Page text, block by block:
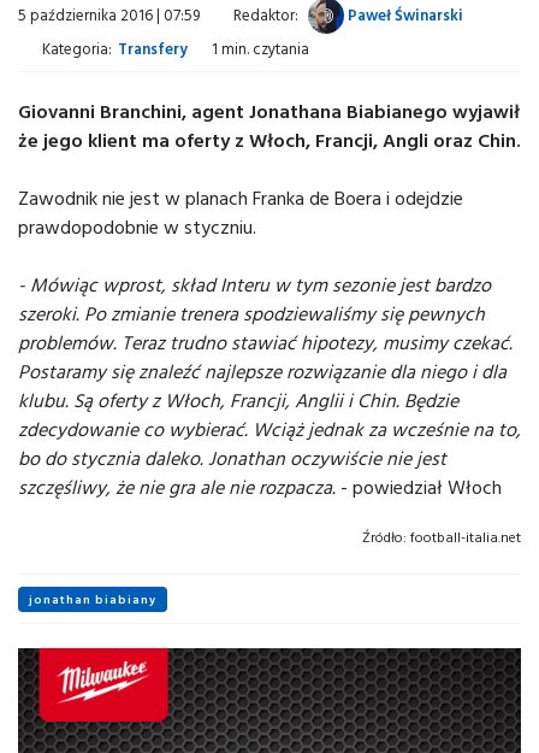
5 października 2016 | 07:59 Redaktor:
Paweł Świnarski
Kategoria: Transfery 1 min. czytania
Giovanni Branchini, agent Jonathana Biabianego wyjawił
że jego klient ma oferty z Włoch, Francji, Angli oraz Chin.
Zawodnik nie jest w planach Franka de Boera i odejdzie
prawdopodobnie w styczniu.
- Mówiąc wprost, skład Interu w tym sezonie jest bardzo
szeroki. Po zmianie trenera spodziewaliśmy się pewnych
problemów. Teraz trudno stawiać hipotezy, musimy czekać.
Postaramy się znaleźć najlepsze rozwiązanie dla niego i dla
klubu. Są oferty z Włoch, Francji, Anglii i Chin. Będzie
zdecydowanie co wybierać. Wciąż jednak za wcześnie na to,
bo do stycznia daleko. Jonathan oczywiście nie jest
szczęśliwy, że nie gra ale nie rozpacza. - powiedział Włoch
Źródło: football-italia.net
jonathan biabiany